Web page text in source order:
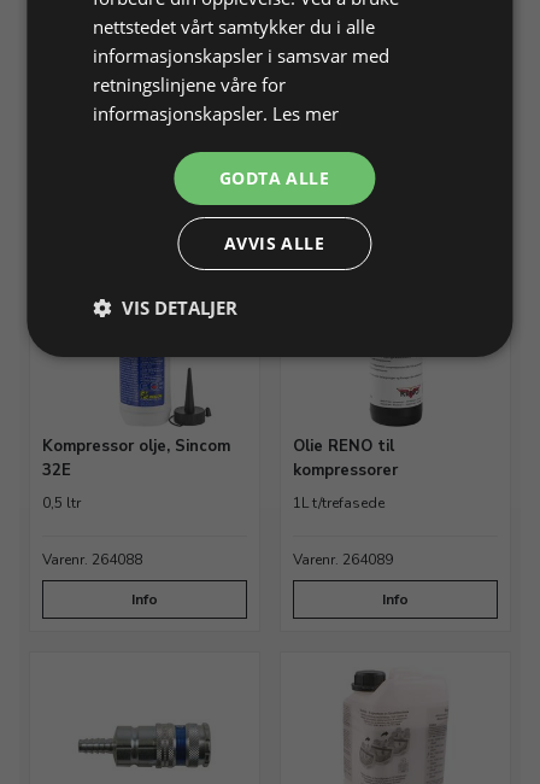
Værktøjsnippel 1/4"
På lager
plastslange Ø6/4mm
Varenr. 264086
Kompressor olje, Sincom
32E
0,5 ltr
Varenr. 264088
Info
Olie RENO til
kompressorer
1L t/trefasede
Varenr. 264089
Info
nettstedet vårt samtykker du i alle
informasjonskapsler i samsvar med
retningslinjene våre for
informasjonskapsler. Les mer
GODTA ALLE
AVVIS ALLE
VIS DETALJER